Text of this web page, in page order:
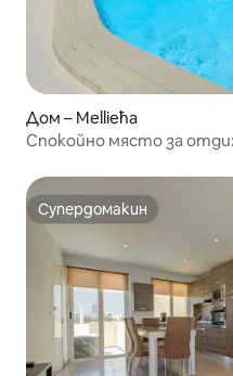
Дом – Mellieħa
Спокойно място за
Супердомакин
Супердомакин